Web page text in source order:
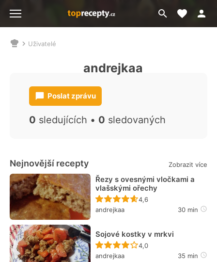
Přejít
na
Moje
NacházíteUživatelé
andrejkaa
Poslat zprávu
0 sledujících • 0 sledovaných
Nejnovější recepty Zobrazit více
Řezy s ovesnými vločkami a
vlašskými ořechy
Recept ještě nebyl
4,6
andrejkaa
30 min
Sojové kostky v mrkvi
Recept ještě nebyl
4,0
andrejkaa
35 min